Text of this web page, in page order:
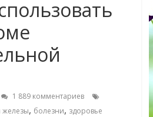
1 889 комментариев
железы, болезни, здоровье